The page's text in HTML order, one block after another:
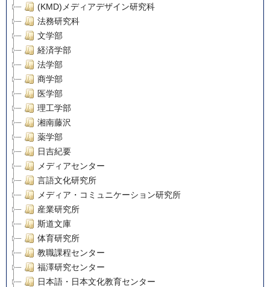
(KMD)メディアデザイン研究科
法務研究科
文学部
経済学部
法学部
商学部
医学部
理工学部
湘南藤沢
薬学部
日吉紀要
メディアセンター
言語文化研究所
メディア・コミュニケーション研究所
産業研究所
斯道文庫
体育研究所
教職課程センター
福澤研究センター
日本語・日本文化教育センター